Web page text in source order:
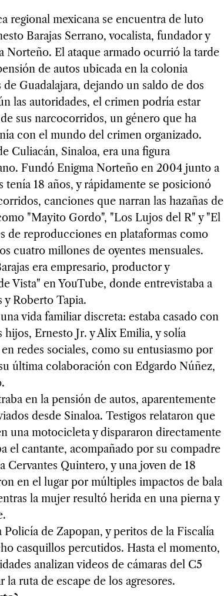
regional mexicana se encuentra de luto
Barajas Serrano, vocalista, fundador y
Norteño. El ataque armado ocurrió la tarde
de autos ubicada en la colonia
Guadalajara, dejando un saldo de dos
las autoridades, el crimen podría estar
sus narcocorridos, un género que ha
con el mundo del crimen organizado.
Culiacán, Sinaloa, era una figura
Fundó Enigma Norteño en 2004 junto a
18 años, y rápidamente se posicionó
canciones que narran las hazañas de
"Mayito Gordo", "Los Lujos del R" y "El
de reproducciones en plataformas como
cuatro millones de oyentes mensuales.
era empresario, productor y
Vista" en YouTube, donde entrevistaba a
y Roberto Tapia.
vida familiar discreta: estaba casado con
Ernesto Jr. y Alix Emilia, y solía
redes sociales, como su entusiasmo por
última colaboración con Edgardo Núñez,
en la pensión de autos, aparentemente
desde Sinaloa. Testigos relataron que
una motocicleta y dispararon directamente
el cantante, acompañado por su compadre
Cervantes Quintero, y una joven de 18
en el lugar por múltiples impactos de bala
la mujer resultó herida en una pierna y
de Zapopan, y peritos de la Fiscalía
casquillos percutidos. Hasta el momento,
analizan videos de cámaras del C5
la ruta de escape de los agresores.